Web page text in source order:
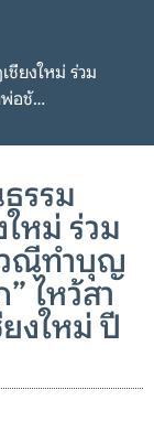
ชียงใหม่ ร่วม
พ่อช้…
รรม
หม่ ร่วม
วณีทำบุญ
ไหว้สา
งใหม่ ปี